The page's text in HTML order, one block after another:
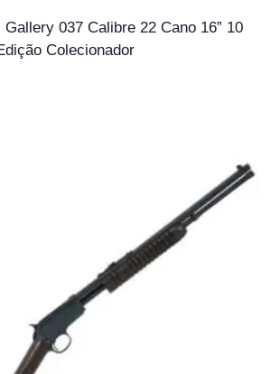
037 Calibre 22 Cano 16” 10
Colecionador